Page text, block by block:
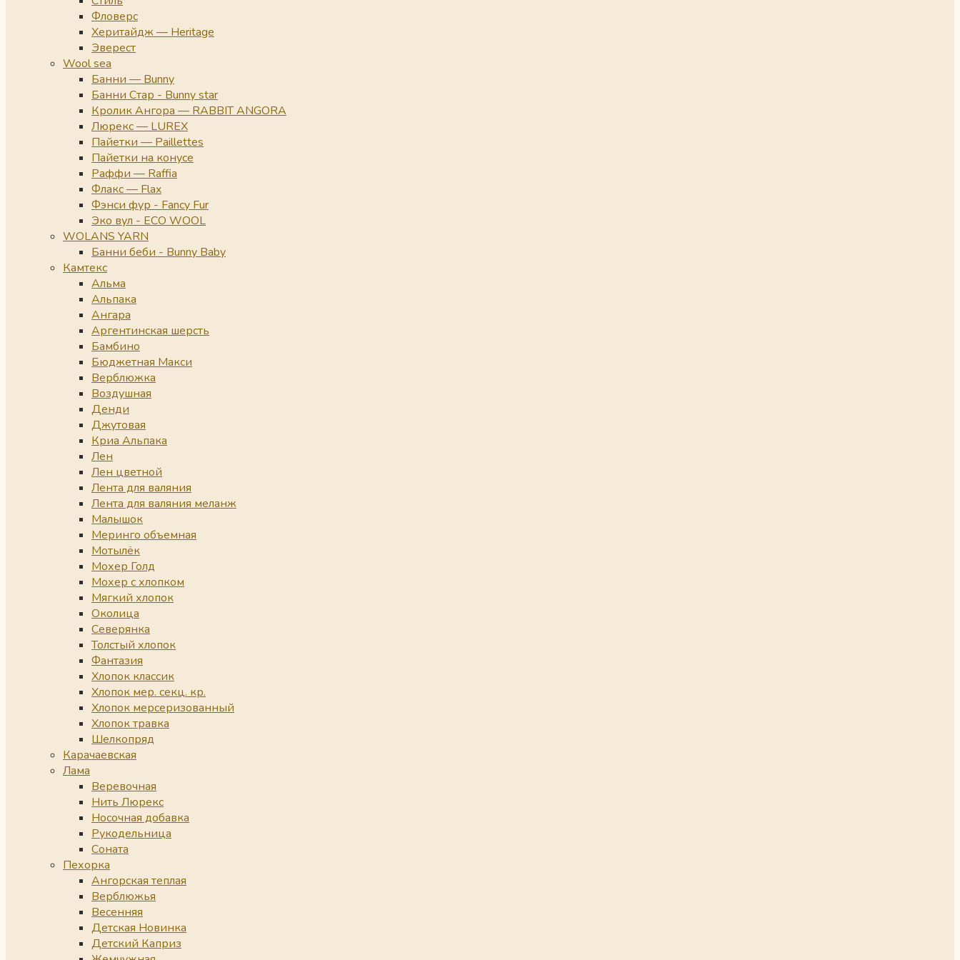
Фловерс
Херитайдж — Heritage
Эверест
Wool sea
Банни — Bunny
Банни Стар - Bunny star
Кролик Ангора — RABBIT ANGORA
Люрекс — LUREX
Пайетки — Paillettes
Пайетки на конусе
Раффи — Raffia
Флакс — Flax
Фэнси фур - Fancy Fur
Эко вул - ECO WOOL
WOLANS YARN
Банни беби - Bunny Baby
Камтекс
Альма
Альпака
Ангара
Аргентинская шерсть
Бамбино
Бюджетная Макси
Верблюжка
Воздушная
Денди
Джутовая
Криа Альпака
Лен
Лен цветной
Лента для валяния
Лента для валяния меланж
Малышок
Меринго объемная
Мотылёк
Мохер Голд
Мохер с хлопком
Мягкий хлопок
Околица
Северянка
Толстый хлопок
Фантазия
Хлопок классик
Хлопок мер. секц. кр.
Хлопок мерсеризованный
Хлопок травка
Шелкопряд
Карачаевская
Лама
Веревочная
Нить Люрекс
Носочная добавка
Рукодельница
Соната
Пехорка
Ангорская теплая
Верблюжья
Весенняя
Детская Новинка
Детский Каприз